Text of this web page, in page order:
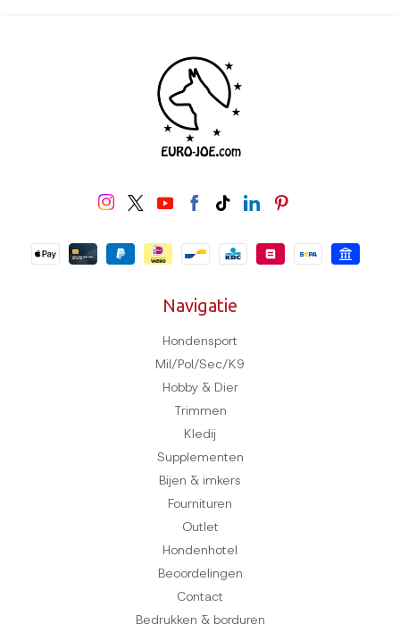
Navigatie
Hondensport
Mil/Pol/Sec/K9
Hobby & Dier
Trimmen
Kledij
Supplementen
Bijen & imkers
Fournituren
Outlet
Hondenhotel
Beoordelingen
Contact
Bedrukken & borduren